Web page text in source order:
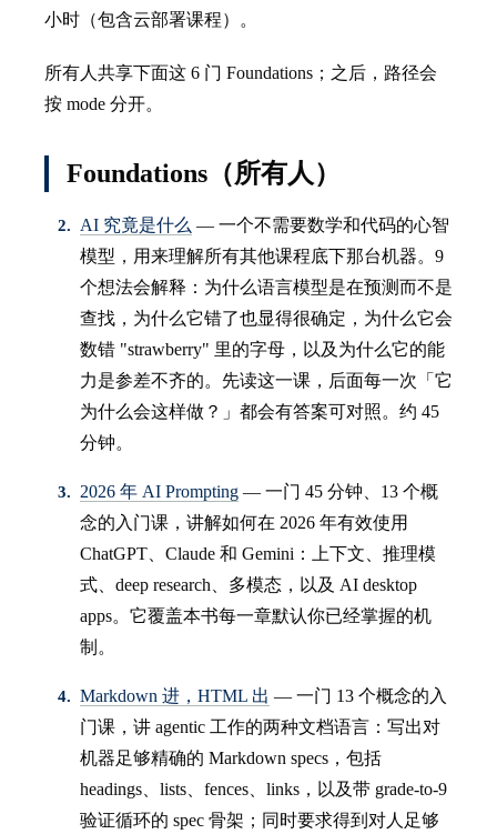
小时（包含云部署课程）。
所有人共享下面这 6 门 Foundations；之后，路径会
按 mode 分开。
Foundations（所有人）
AI 究竟是什么 — 一个不需要数学和代码的心智
模型，用来理解所有其他课程底下那台机器。9
个想法会解释：为什么语言模型是在预测而不是
查找，为什么它错了也显得很确定，为什么它会
数错 "strawberry" 里的字母，以及为什么它的能
力是参差不齐的。先读这一课，后面每一次「它
为什么会这样做？」都会有答案可对照。约 45
分钟。
2026 年 AI Prompting — 一门 45 分钟、13 个概
念的入门课，讲解如何在 2026 年有效使用
ChatGPT、Claude 和 Gemini：上下文、推理模
式、deep research、多模态，以及 AI desktop
apps。它覆盖本书每一章默认你已经掌握的机
制。
Markdown 进，HTML 出 — 一门 13 个概念的入
门课，讲 agentic 工作的两种文档语言：写出对
机器足够精确的 Markdown specs，包括
headings、lists、fences、links，以及带 grade-to-9
验证循环的 spec 骨架；同时要求得到对人足够